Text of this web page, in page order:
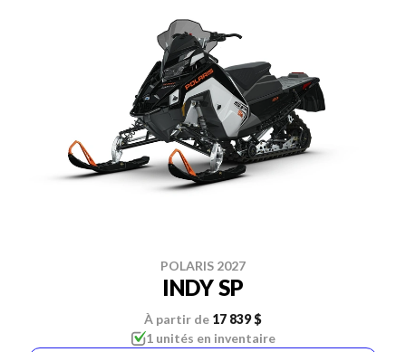
POLARIS 2027
INDY SP
À partir de 17 839 $
1 unités en inventaire